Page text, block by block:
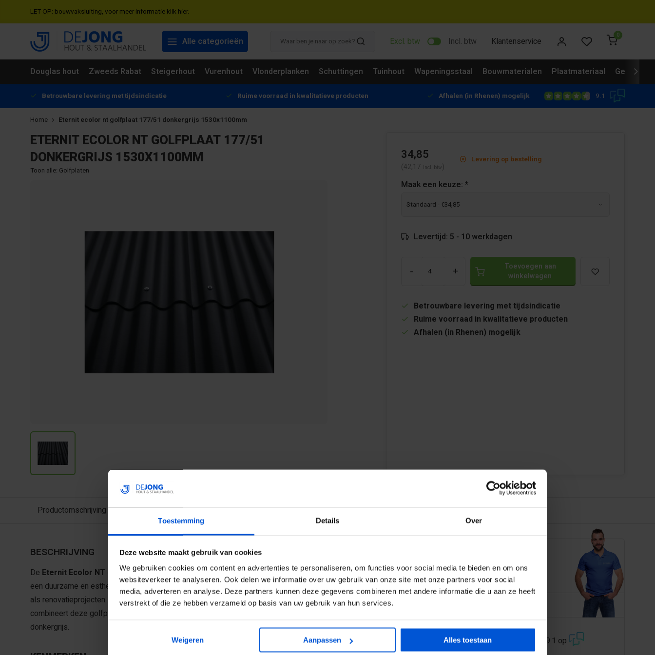
Toestemming Details Over
Deze website maakt gebruik van cookies
We gebruiken cookies om content en advertenties te personaliseren, om functies voor social media te bieden en om ons
websiteverkeer te analyseren. Ook delen we informatie over uw gebruik van onze site met onze partners voor social
media, adverteren en analyse. Deze partners kunnen deze gegevens combineren met andere informatie die u aan ze heeft
verstrekt of die ze hebben verzameld op basis van uw gebruik van hun services.
Weigeren Aanpassen Alles toestaan
LET OP: bouwvaksluiting, voor meer informatie klik hier.
Alle categorieën Excl. btw Incl. btw Klantenservice
0
Douglas hout Zweeds Rabat Steigerhout Vurenhout Vlonderplanken Schuttingen Tuinhout Wapeningsstaal Bouwmaterialen Plaatmateriaal
Betrouwbare levering met tijdsindicatie Ruime voorraad in kwalitatieve producten Afhalen (in Rhenen) mogelijk 9.1
Home Eternit ecolor nt golfplaat 177/51 donkergrijs 1530x1100mm
ETERNIT ECOLOR NT GOLFPLAAT 177/51
DONKERGRIJS 1530X1100MM
Toon alle: Golfplaten
34,85
(42,17 Incl. btw )
Levering op bestelling
Maak een keuze: *
Levertijd: 5 - 10 werkdagen
- +
Toevoegen aan
winkelwagen
Betrouwbare levering met tijdsindicatie
Ruime voorraad in kwalitatieve producten
Afhalen (in Rhenen) mogelijk
Productomschrijving
BESCHRIJVING
De Eternit Ecolor NT golfplaat 177/51 donkergrijs 1530 x 1100 mmvanEternitis
een duurzame en esthetische dakplaat die perfect geschikt is voor zowel nieuwbouw-
als renovatieprojecten. Dankzij de hoogwaardige vezelcement samenstelling
combineert deze golfplaat een lange levensduur met een strakke, moderne uitstraling in
donkergrijs.
0317 358 228
3194 klanten geven ons een 9.1 op